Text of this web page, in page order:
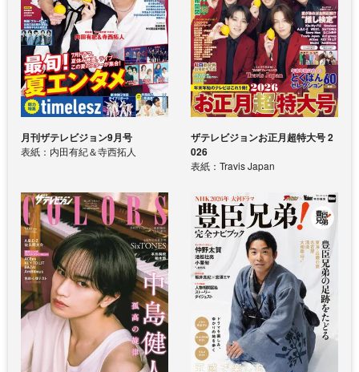
月刊ザテレビジョン9月号
表紙：内田有紀＆寺西拓人
ザテレビジョンお正月超特大号 2
026
表紙：Travis Japan